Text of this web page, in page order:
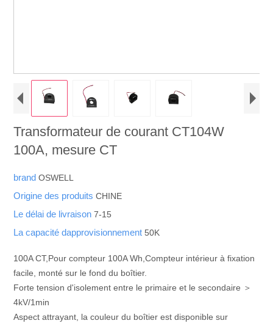
Transformateur de courant CT104W
100A, mesure CT
brandOSWELL
Origine des produitsCHINE
Le délai de livraison7-15
La capacité dapprovisionnement50K
100A CT,Pour compteur 100A Wh,Compteur intérieur à fixation
facile, monté sur le fond du boîtier.
Forte tension d'isolement entre le primaire et le secondaire ＞
4kV/1min
Aspect attrayant, la couleur du boîtier est disponible sur